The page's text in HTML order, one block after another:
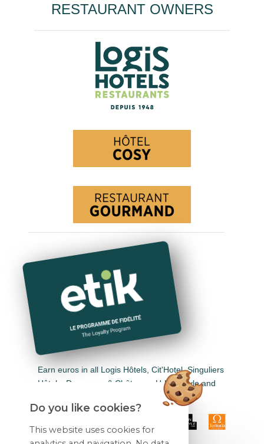
RESTAURANT OWNERS
Earn euros in all Logis Hôtels, Cit'Hotel, Singuliers
Hôtels, Demeures & Châteaux, Urban Style and
Do you like cookies?
This website uses cookies for